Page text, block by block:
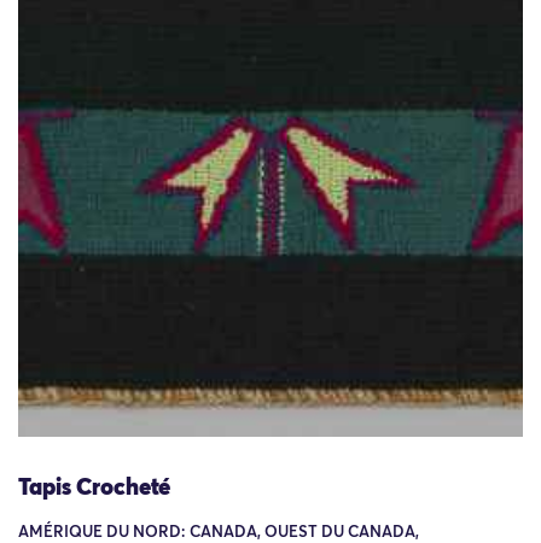
Tapis Crocheté
AMÉRIQUE DU NORD: CANADA, OUEST DU CANADA,